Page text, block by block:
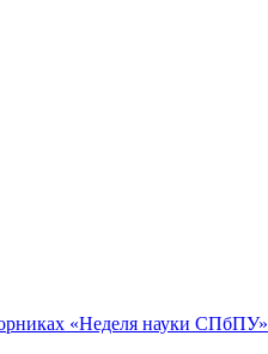
«Неделя науки СПбПУ»